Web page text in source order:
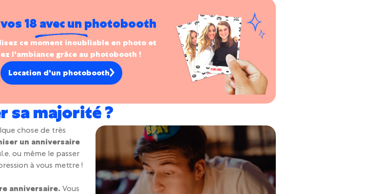
18 avec un photobooth
ce moment inoubliable en photo et
l'ambiance grâce au photobooth !
Location d'un photobooth
sa majorité ?
chose de très
un anniversaire
ou même le passer
à vous mettre !
anniversaire. Vous